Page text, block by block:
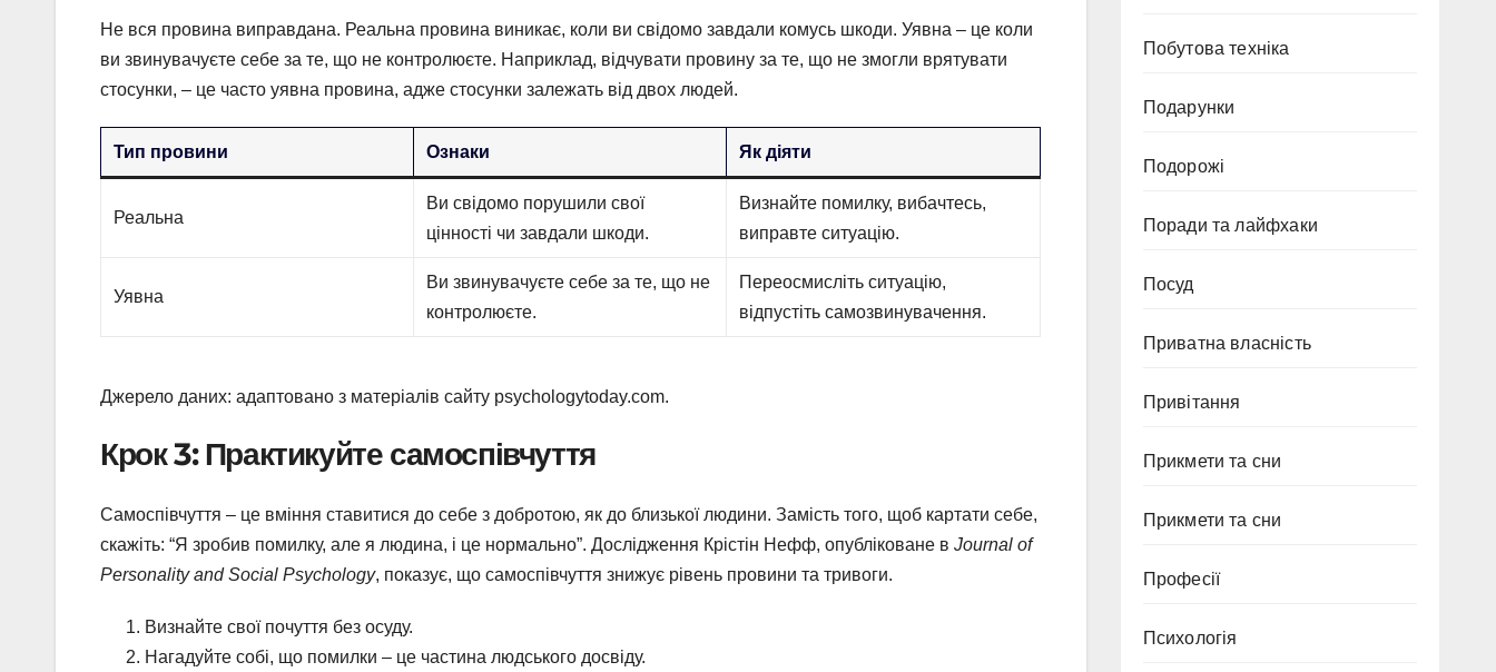
Не вся провина виправдана. Реальна провина виникає, коли ви свідомо завдали комусь шкоди. Уявна – це коли
ви звинувачуєте себе за те, що не контролюєте. Наприклад, відчувати провину за те, що не змогли врятувати
стосунки, – це часто уявна провина, адже стосунки залежать від двох людей.
Тип провини Ознаки Як діяти
Реальна
Ви свідомо порушили свої
цінності чи завдали шкоди.
Визнайте помилку, вибачтесь,
виправте ситуацію.
Уявна
Ви звинувачуєте себе за те, що не
контролюєте.
Переосмисліть ситуацію,
відпустіть самозвинувачення.
Джерело даних: адаптовано з матеріалів сайту psychologytoday.com.
Крок 3: Практикуйте самоспівчуття
Самоспівчуття – це вміння ставитися до себе з добротою, як до близької людини. Замість того, щоб картати себе,
скажіть: “Я зробив помилку, але я людина, і це нормально”. Дослідження Крістін Нефф, опубліковане в Journal of
Personality and Social Psychology, показує, що самоспівчуття знижує рівень провини та тривоги.
Визнайте свої почуття без осуду.
Нагадуйте собі, що помилки – це частина людського досвіду.
Побутова техніка
Подарунки
Подорожі
Поради та лайфхаки
Посуд
Приватна власність
Привітання
Прикмети та сни
Прикмети та сни
Професії
Психологія